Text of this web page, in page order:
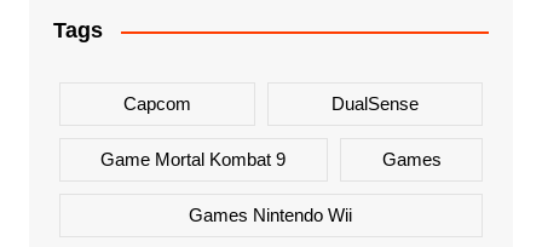
Tags
Capcom DualSense
Game Mortal Kombat 9 Games
Games Nintendo Wii